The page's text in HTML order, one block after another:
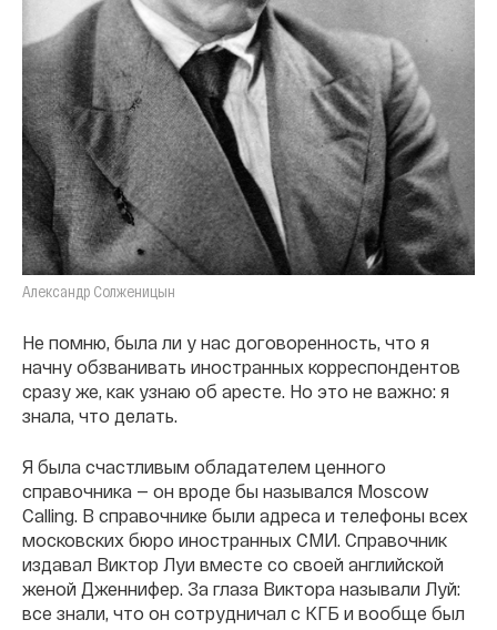
Александр Солженицын
Не помню, была ли у нас договоренность, что я
начну обзванивать иностранных корреспондентов
сразу же, как узнаю об аресте. Но это не важно: я
знала, что делать.
Я была счастливым обладателем ценного
справочника — он вроде бы назывался Moscow
Calling. В справочнике были адреса и телефоны всех
московских бюро иностранных СМИ. Справочник
издавал Виктор Луи вместе со своей английской
женой Дженнифер. За глаза Виктора называли Луй:
все знали, что он сотрудничал с КГБ и вообще был